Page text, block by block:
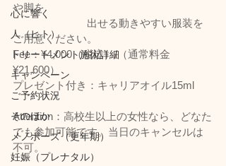
心に響く
人（ヒト）
トリートメント施術詳細
キャンペーン
ご予約状況
そのほか
メノポーズ（更年期）
妊娠（プレナタル）
や脚を
出せる動きやすい服装を
ご用意ください。
Fee：¥4,000（税込）/（通常料金
¥21,600）
プレゼント付き：キャリアオイル15ml
Attention：高校生以上の女性なら、どなた
でも参加可能です。当日のキャンセルは
不可。